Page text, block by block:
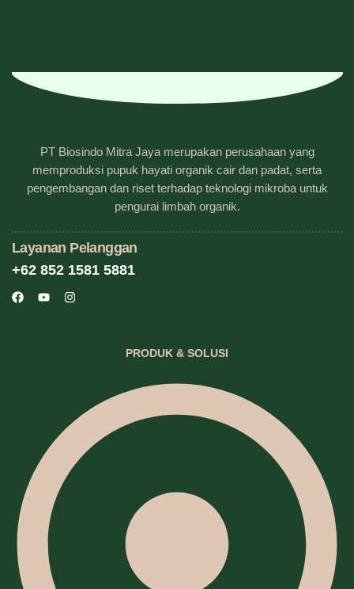
PT Biosindo Mitra Jaya merupakan perusahaan yang
memproduksi pupuk hayati organik cair dan padat, serta
pengembangan dan riset terhadap teknologi mikroba untuk
pengurai limbah organik.
Layanan Pelanggan
+62 852 1581 5881
PRODUK & SOLUSI